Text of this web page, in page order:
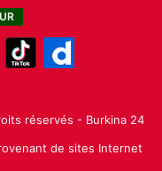
réservés - Burkina 24
de sites Internet